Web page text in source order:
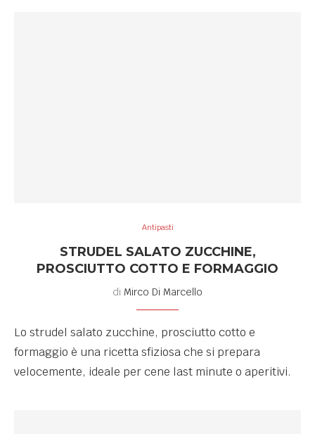
Antipasti
STRUDEL SALATO ZUCCHINE,
PROSCIUTTO COTTO E FORMAGGIO
di Mirco Di Marcello
Lo strudel salato zucchine, prosciutto cotto e
formaggio è una ricetta sfiziosa che si prepara
velocemente, ideale per cene last minute o aperitivi.